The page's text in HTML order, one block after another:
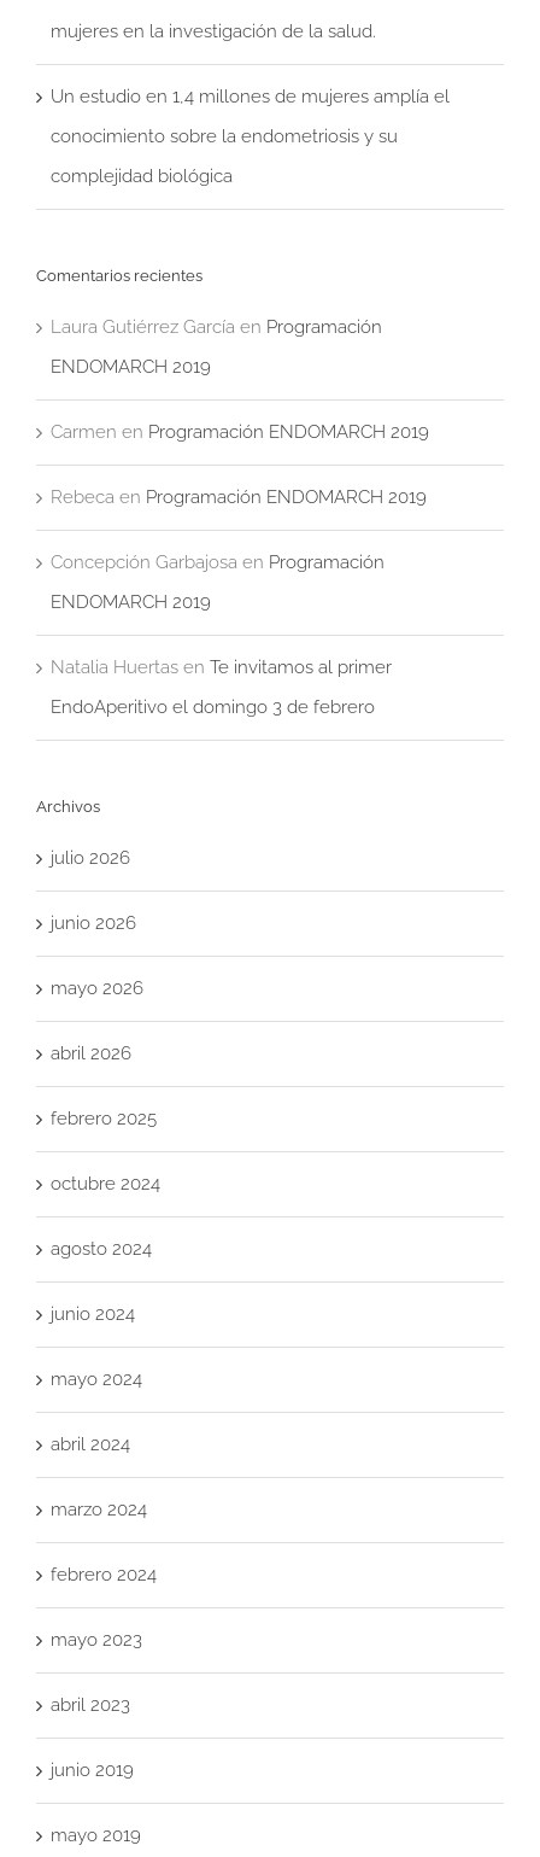
mujeres en la investigación de la salud.
Un estudio en 1,4 millones de mujeres amplía el
conocimiento sobre la endometriosis y su
complejidad biológica
Comentarios recientes
Laura Gutiérrez García en Programación
ENDOMARCH 2019
Carmen en Programación ENDOMARCH 2019
Rebeca en Programación ENDOMARCH 2019
Concepción Garbajosa en Programación
ENDOMARCH 2019
Natalia Huertas en Te invitamos al primer
EndoAperitivo el domingo 3 de febrero
Archivos
julio 2026
junio 2026
mayo 2026
abril 2026
febrero 2025
octubre 2024
agosto 2024
junio 2024
mayo 2024
abril 2024
marzo 2024
febrero 2024
mayo 2023
abril 2023
junio 2019
mayo 2019